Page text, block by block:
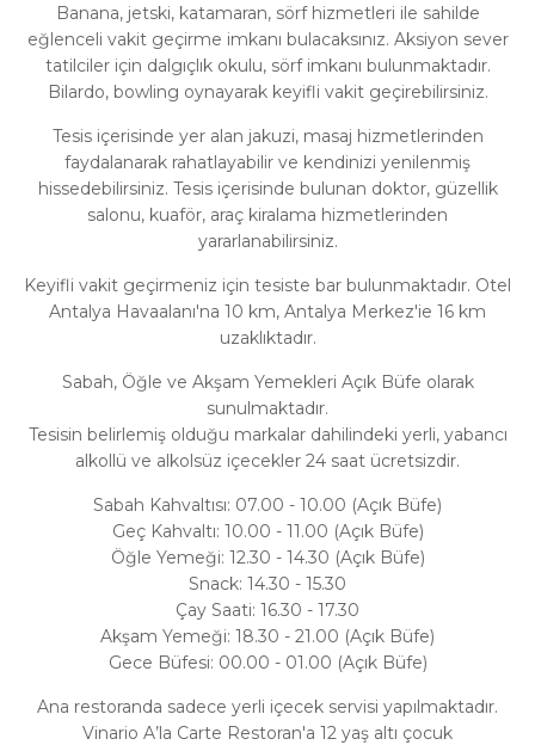
Banana, jetski, katamaran, sörf hizmetleri ile sahilde
eğlenceli vakit geçirme imkanı bulacaksınız. Aksiyon sever
tatilciler için dalgıçlık okulu, sörf imkanı bulunmaktadır.
Bilardo, bowling oynayarak keyifli vakit geçirebilirsiniz.
Tesis içerisinde yer alan jakuzi, masaj hizmetlerinden
faydalanarak rahatlayabilir ve kendinizi yenilenmiş
hissedebilirsiniz. Tesis içerisinde bulunan doktor, güzellik
salonu, kuaför, araç kiralama hizmetlerinden
yararlanabilirsiniz.
Keyifli vakit geçirmeniz için tesiste bar bulunmaktadır. Otel
Antalya Havaalanı'na 10 km, Antalya Merkez'ie 16 km
uzaklıktadır.
Sabah, Öğle ve Akşam Yemekleri Açık Büfe olarak
sunulmaktadır.
Tesisin belirlemiş olduğu markalar dahilindeki yerli, yabancı
alkollü ve alkolsüz içecekler 24 saat ücretsizdir.
Sabah Kahvaltısı: 07.00 - 10.00 (Açık Büfe)
Geç Kahvaltı: 10.00 - 11.00 (Açık Büfe)
Öğle Yemeği: 12.30 - 14.30 (Açık Büfe)
Snack: 14.30 - 15.30
Çay Saati: 16.30 - 17.30
Akşam Yemeği: 18.30 - 21.00 (Açık Büfe)
Gece Büfesi: 00.00 - 01.00 (Açık Büfe)
Ana restoranda sadece yerli içecek servisi yapılmaktadır.
Vinario A’la Carte Restoran'a 12 yaş altı çocuk